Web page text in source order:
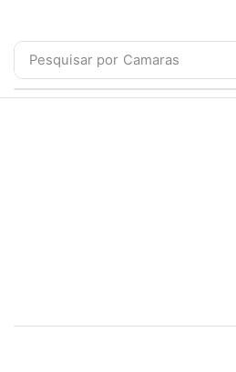
Pesquisar por Camaras